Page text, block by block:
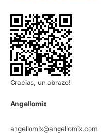
Gracias, un abrazo!
Angellomix
angellomix@angellomix.com